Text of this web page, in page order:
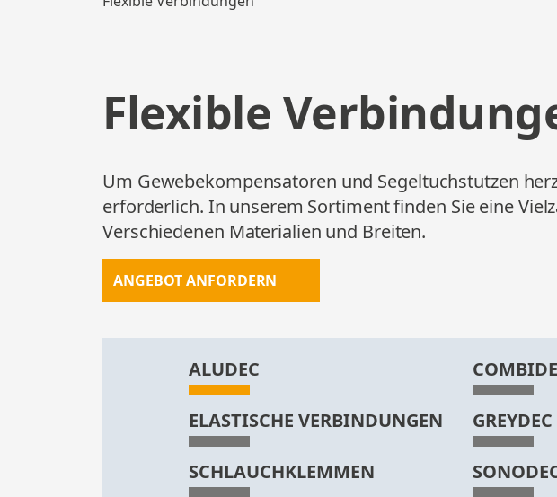
Flexible
Um Gewebekompensatoren und Segeltuchstutzen
erforderlich. In unserem Sortiment finden Sie eine
Verschiedenen Materialien und Breiten.
ANGEBOT ANFORDERN
ALUDEC
ELASTISCHE VERBINDUNGEN GREYDEC
SCHLAUCHKLEMMEN
ANGEBOT ANFORDERN